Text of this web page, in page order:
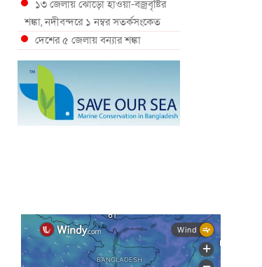
১৩ জেলায় ঝোড়ো হাওয়া-বজ্রবৃষ্টির
শঙ্কা, নদীবন্দরে ১ নম্বর সতর্কসংকেত
দেশের ৫ জেলায় বন্যার শঙ্কা
দেশের বিভিন্ন অঞ্চলে বজ্রবৃষ্টির আভাস,
ঢাকার আকাশও মেঘলা
আগস্টে টানা বৃষ্টি ও বন্যার আভাস,
সাগরে একাধিক লঘুচাপের শঙ্কা
স্বস্তি ও শঙ্কার পূর্বাভাস দিল আবহাওয়া